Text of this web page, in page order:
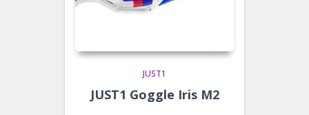
JUST1
JUST1 Goggle Iris M2